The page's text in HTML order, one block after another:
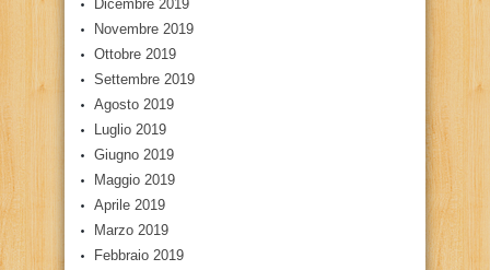
Dicembre 2019
Novembre 2019
Ottobre 2019
Settembre 2019
Agosto 2019
Luglio 2019
Giugno 2019
Maggio 2019
Aprile 2019
Marzo 2019
Febbraio 2019